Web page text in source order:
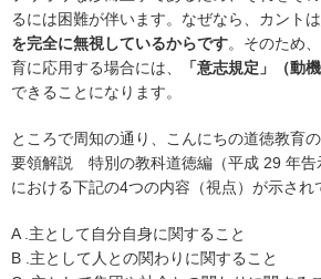
るには困難が伴います。なぜなら、カントは
を完全に無視しているからです。そのため
育に応用する場合には、
「意志規定」（動機
できることになります。
ところで周知の通り、こんにちの道徳教育
要領解説 特別の教科道徳編（平成 29 年告
における下記の4つの内容（視点）が示され
A .主として自分自身に関すること
B .主として人との関わりに関すること